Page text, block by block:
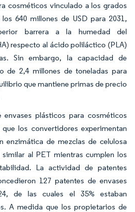
cosméticos vinculado a los grados
640 millones de USD para 2031,
barrera a la humedad del
respecto al ácido poliláctico (PLA)
Sin embargo, la capacidad de
de 2,4 millones de toneladas para
que mantiene primas de precio
plásticos para cosméticos
los convertidores experimentan
enzimática de mezclas de celulosa
al PET mientras cumplen los
La actividad de patentes
127 patentes de envases
de las cuales el 35% estaban
A medida que los propietarios de